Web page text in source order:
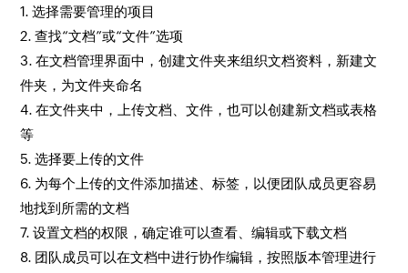
1. 选择需要管理的项目
2. 查找“文档”或“文件”选项
3. 在文档管理界面中，创建文件夹来组织文档资料，新建文
件夹，为文件夹命名
4. 在文件夹中，上传文档、文件，也可以创建新文档或表格
等
5. 选择要上传的文件
6. 为每个上传的文件添加描述、标签，以便团队成员更容易
地找到所需的文档
7. 设置文档的权限，确定谁可以查看、编辑或下载文档
8. 团队成员可以在文档中进行协作编辑，按照版本管理进行